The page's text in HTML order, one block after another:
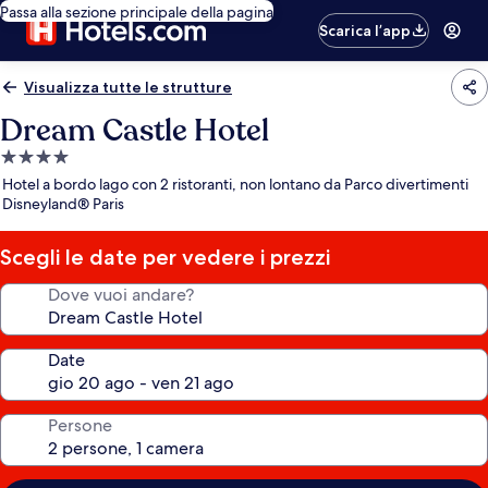
Passa alla sezione principale della pagina
Scarica l’app
Visualizza tutte le strutture
Dream Castle Hotel
Struttura
a
4.0
stelle
Hotel a bordo lago con 2 ristoranti, non lontano da Parco divertimenti
Disneyland® Paris
Scegli le date per vedere i prezzi
Dove vuoi andare?
Date
Persone